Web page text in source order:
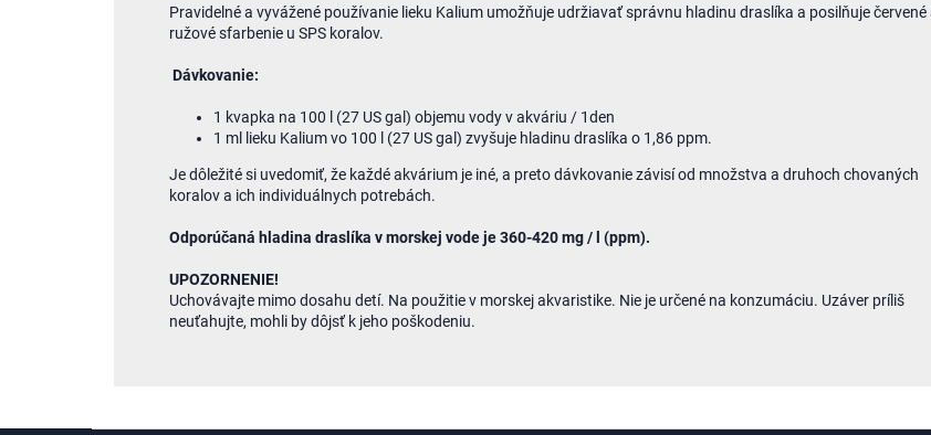
Pravidelné a vyvážené používanie lieku Kalium umožňuje udržiavať správnu hladinu draslíka a posilňuje červené
ružové sfarbenie u SPS koralov.
Dávkovanie:
1 kvapka na 100 l (27 US gal) objemu vody v akváriu / 1den
1 ml lieku Kalium vo 100 l (27 US gal) zvyšuje hladinu draslíka o 1,86 ppm.
Je dôležité si uvedomiť, že každé akvárium je iné, a preto dávkovanie závisí od množstva a druhoch chovaných
koralov a ich individuálnych potrebách.
Odporúčaná hladina draslíka v morskej vode je 360-420 mg / l (ppm).
UPOZORNENIE!
Uchovávajte mimo dosahu detí. Na použitie v morskej akvaristike. Nie je určené na konzumáciu. Uzáver príliš
neuťahujte, mohli by dôjsť k jeho poškodeniu.